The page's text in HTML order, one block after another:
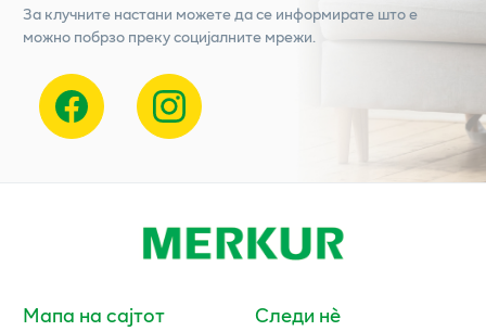
За клучните настани можете да се информирате што е
можно побрзо преку социјалните мрежи.
Мапа на сајтот Следи нè